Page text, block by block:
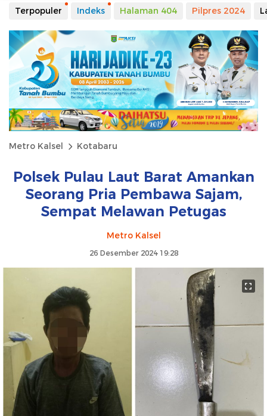
Terpopuler Indeks Halaman 404 Pilpres 2024
Metro Kalsel Kotabaru
Polsek Pulau Laut Barat Amankan
Seorang Pria Pembawa Sajam,
Sempat Melawan Petugas
Metro Kalsel
26 Desember 2024 19:28